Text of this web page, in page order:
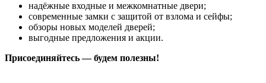
надёжные входные и межкомнатные двери;
современные замки с защитой от взлома и сейфы;
обзоры новых моделей дверей;
выгодные предложения и акции.
Присоединяйтесь — будем полезны!